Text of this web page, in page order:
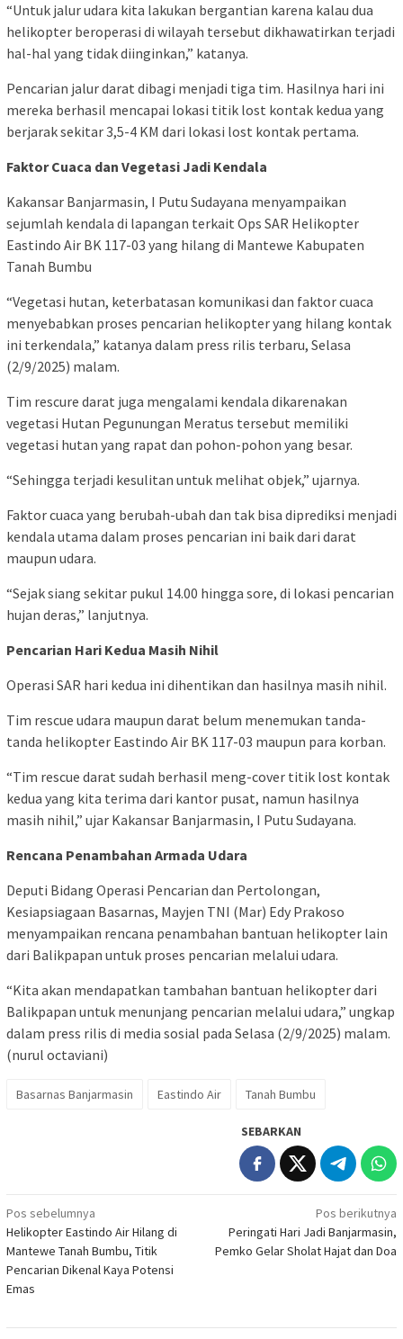
“Untuk jalur udara kita lakukan bergantian karena kalau dua
helikopter beroperasi di wilayah tersebut dikhawatirkan terjadi
hal-hal yang tidak diinginkan,” katanya.
Pencarian jalur darat dibagi menjadi tiga tim. Hasilnya hari ini
mereka berhasil mencapai lokasi titik lost kontak kedua yang
berjarak sekitar 3,5-4 KM dari lokasi lost kontak pertama.
Faktor Cuaca dan Vegetasi Jadi Kendala
Kakansar Banjarmasin, I Putu Sudayana menyampaikan
sejumlah kendala di lapangan terkait Ops SAR Helikopter
Eastindo Air BK 117-03 yang hilang di Mantewe Kabupaten
Tanah Bumbu
“Vegetasi hutan, keterbatasan komunikasi dan faktor cuaca
menyebabkan proses pencarian helikopter yang hilang kontak
ini terkendala,” katanya dalam press rilis terbaru, Selasa
(2/9/2025) malam.
Tim rescure darat juga mengalami kendala dikarenakan
vegetasi Hutan Pegunungan Meratus tersebut memiliki
vegetasi hutan yang rapat dan pohon-pohon yang besar.
“Sehingga terjadi kesulitan untuk melihat objek,” ujarnya.
Faktor cuaca yang berubah-ubah dan tak bisa diprediksi menjadi
kendala utama dalam proses pencarian ini baik dari darat
maupun udara.
“Sejak siang sekitar pukul 14.00 hingga sore, di lokasi pencarian
hujan deras,” lanjutnya.
Pencarian Hari Kedua Masih Nihil
Operasi SAR hari kedua ini dihentikan dan hasilnya masih nihil.
Tim rescue udara maupun darat belum menemukan tanda-
tanda helikopter Eastindo Air BK 117-03 maupun para korban.
“Tim rescue darat sudah berhasil meng-cover titik lost kontak
kedua yang kita terima dari kantor pusat, namun hasilnya
masih nihil,” ujar Kakansar Banjarmasin, I Putu Sudayana.
Rencana Penambahan Armada Udara
Deputi Bidang Operasi Pencarian dan Pertolongan,
Kesiapsiagaan Basarnas, Mayjen TNI (Mar) Edy Prakoso
menyampaikan rencana penambahan bantuan helikopter lain
dari Balikpapan untuk proses pencarian melalui udara.
“Kita akan mendapatkan tambahan bantuan helikopter dari
Balikpapan untuk menunjang pencarian melalui udara,” ungkap
dalam press rilis di media sosial pada Selasa (2/9/2025) malam.
(nurul octaviani)
Basarnas Banjarmasin Eastindo Air Tanah Bumbu
SEBARKAN
Navigasi
pos
Pos sebelumnya
Helikopter Eastindo Air Hilang di
Mantewe Tanah Bumbu, Titik
Pencarian Dikenal Kaya Potensi
Emas
Pos berikutnya
Peringati Hari Jadi Banjarmasin,
Pemko Gelar Sholat Hajat dan Doa